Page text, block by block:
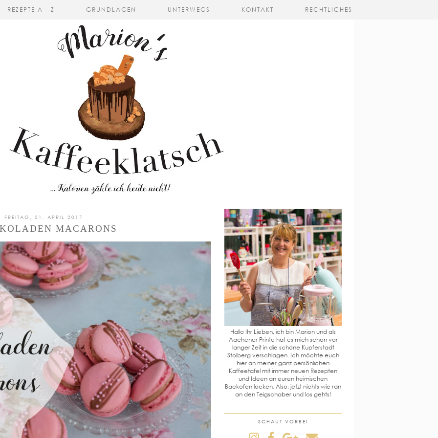
REZEPTE A - Z GRUNDLAGEN UNTERWEGS KONTAKT RECHTLICHES
FREITAG, 21. APRIL 2017
MACARONS
Hallo Ihr Lieben, ich bin Marion und als
Aachener Printe hat es mich schon vor
langer Zeit in die schöne Kupferstadt
Stolberg verschlagen. Ich möchte euch
hier an meiner ganz persönlichen
Kaffeetafel mit immer neuen Rezepten
und Ideen an euren heimischen
Backofen locken. Also, jetzt nichts wie ran
an den Teigschaber und los gehts!
SCHAUT VORBEI